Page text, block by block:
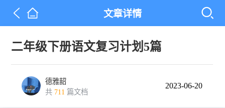
文章详情
二年级下册语文复习计划5篇
德雅韶
共 711 篇文档
2023-06-20